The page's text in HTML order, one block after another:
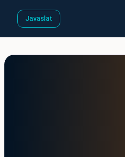
Javaslat